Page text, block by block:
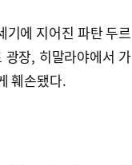
기에 지어진 파탄 두르
광장, 히말라야에서 가
훼손됐다.